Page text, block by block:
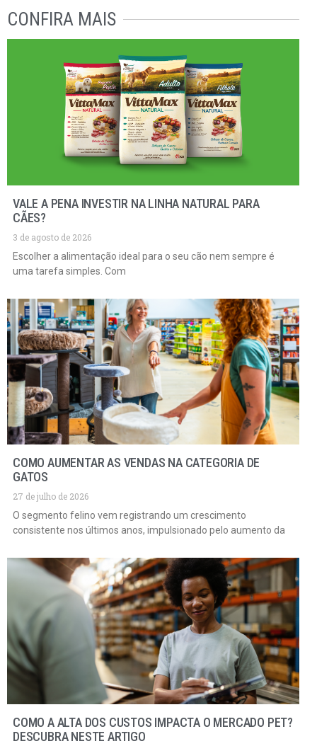
CONFIRA MAIS
VALE A PENA INVESTIR NA LINHA NATURAL PARA
CÃES?
3 de agosto de 2026
Escolher a alimentação ideal para o seu cão nem sempre é
uma tarefa simples. Com
COMO AUMENTAR AS VENDAS NA CATEGORIA DE
GATOS
27 de julho de 2026
O segmento felino vem registrando um crescimento
consistente nos últimos anos, impulsionado pelo aumento da
COMO A ALTA DOS CUSTOS IMPACTA O MERCADO PET?
DESCUBRA NESTE ARTIGO